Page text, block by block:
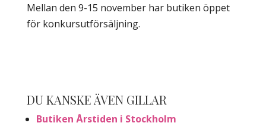
Mellan den 9-15 november har butiken öppet
för konkursutförsäljning.
DU KANSKE ÄVEN GILLAR
Butiken Årstiden i Stockholm